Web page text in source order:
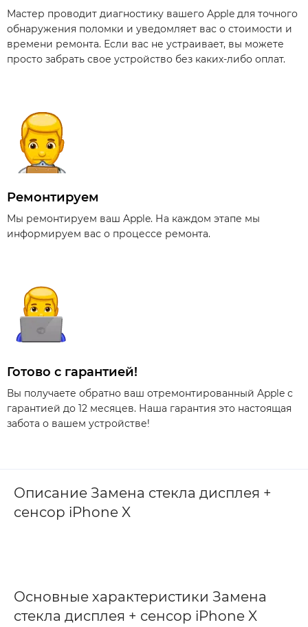
Мастер проводит диагностику вашего Apple для точного
обнаружения поломки и уведомляет вас о стоимости и
времени ремонта. Если вас не устраивает, вы можете
просто забрать свое устройство без каких-либо оплат.
Ремонтируем
Мы ремонтируем ваш Apple. На каждом этапе мы
информируем вас о процессе ремонта.
Готово с гарантией!
Вы получаете обратно ваш отремонтированный Apple с
гарантией до 12 месяцев. Наша гарантия это настоящая
забота о вашем устройстве!
Описание Замена стекла дисплея +
сенсор iPhone X
Основные характеристики Замена
стекла дисплея + сенсор iPhone X